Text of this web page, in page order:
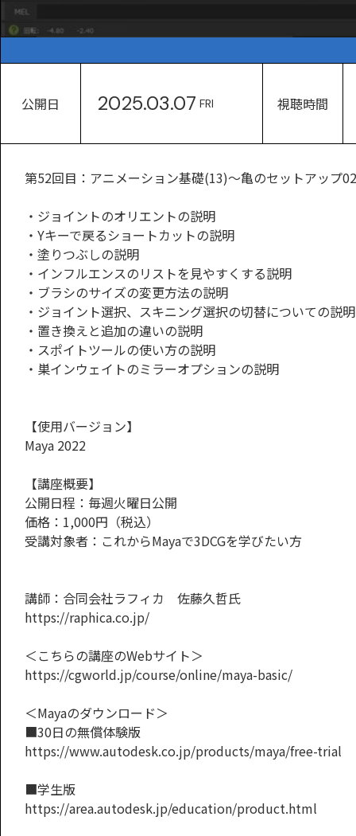
公開日 2025.03.07 FRI 視聴時間
第52回目：アニメーション基礎(13)～亀のセットアップ
・ジョイントのオリエントの説明
・Yキーで戻るショートカットの説明
・塗りつぶしの説明
・インフルエンスのリストを見やすくする説明
・ブラシのサイズの変更方法の説明
・ジョイント選択、スキニング選択の切替についての説明
・置き換えと追加の違いの説明
・スポイトツールの使い方の説明
・巣インウェイトのミラーオプションの説明
【使用バージョン】
Maya 2022
【講座概要】
公開日程：毎週火曜日公開
価格：1,000円（税込）
受講対象者：これからMayaで3DCGを学びたい方
講師：合同会社ラフィカ 佐藤久哲氏
https://raphica.co.jp/
＜こちらの講座のWebサイト＞
https://cgworld.jp/course/online/maya-basic/
＜Mayaのダウンロード＞
■30日の無償体験版
https://www.autodesk.co.jp/products/maya/free-trial
■学生版
https://area.autodesk.jp/education/product.html